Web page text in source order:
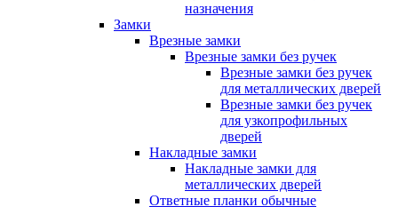
назначения
Замки
Врезные замки
Врезные замки без ручек
Врезные замки без ручек
для металлических дверей
Врезные замки без ручек
для узкопрофильных
дверей
Накладные замки
Накладные замки для
металлических дверей
Ответные планки обычные